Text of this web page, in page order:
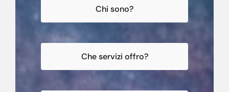
Chi sono?
Che servizi offro?